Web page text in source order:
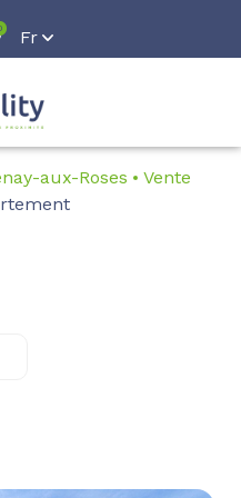
Fr
aux-Roses
Vente